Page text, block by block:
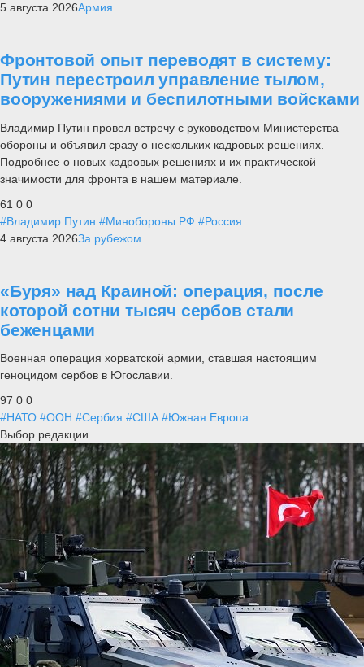
5 августа 2026Армия
Фронтовой опыт переводят в систему:
Путин перестроил управление тылом,
вооружениями и беспилотными войсками
Владимир Путин провел встречу с руководством Министерства
обороны и объявил сразу о нескольких кадровых решениях.
Подробнее о новых кадровых решениях и их практической
значимости для фронта в нашем материале.
61 0 0
#Владимир Путин #Минобороны РФ #Россия
4 августа 2026За рубежом
«Буря» над Краиной: операция, после
которой сотни тысяч сербов стали
беженцами
Военная операция хорватской армии, ставшая настоящим
геноцидом сербов в Югославии.
97 0 0
#НАТО #ООН #Сербия #США #Южная Европа
Выбор редакции